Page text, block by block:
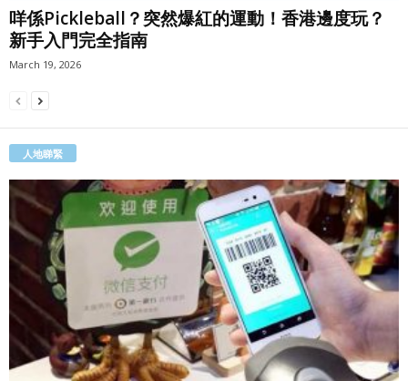
咩係Pickleball？突然爆紅的運動！香港邊度玩？
新手入門完全指南
March 19, 2026
人地睇緊